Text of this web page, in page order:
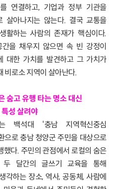
연결하고, 기업과 정부 기관을
살아나지는 않는다. 결국 교통을
활하는 사람의 존재가 핵심이다.
을 채우지 않으면 속 빈 강정이
대한 가치를 발견하고 그 가치가
비로소 지역이 살아난다.
숨고 유행 타는 명소 대신
성 살려야
백석대 ‘충남 지역혁신중심
으로 충남 청양군 주민을 대상으로
다. 주민의 관점에서 로컬의 숨은
두 달간의 글쓰기 교육을 통해
각하는 장소, 역사, 공동체, 사람에